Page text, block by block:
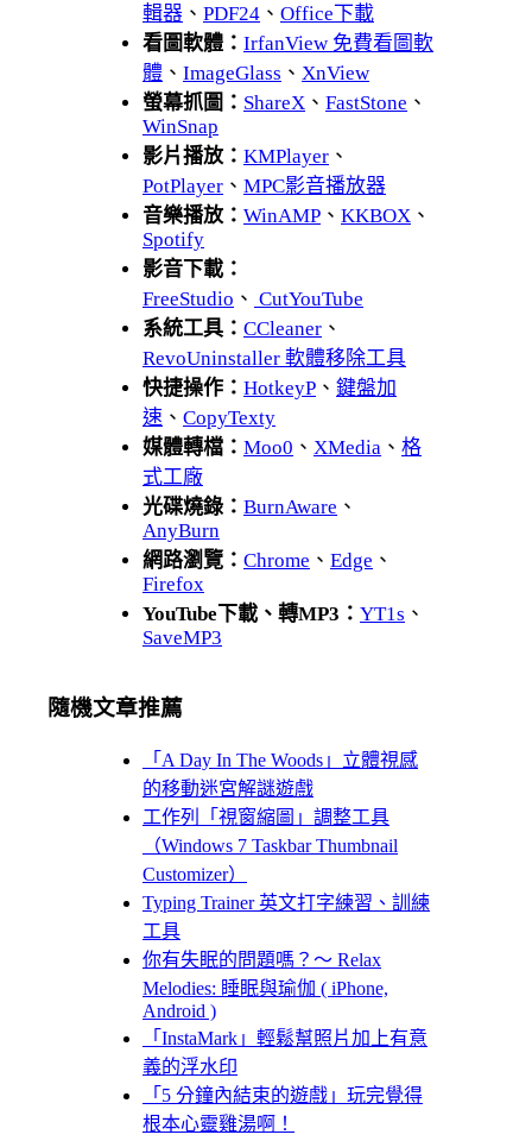
輯器 、 PDF24 、 Office下載
看圖軟體： IrfanView 免費看圖軟
體 、 ImageGlass 、 XnView
螢幕抓圖： ShareX 、 FastStone 、
WinSnap
影片播放： KMPlayer 、
PotPlayer 、 MPC影音播放器
音樂播放： WinAMP 、 KKBOX 、
Spotify
影音下載：
FreeStudio 、 CutYouTube
系統工具： CCleaner 、
RevoUninstaller 軟體移除工具
快捷操作： HotkeyP 、 鍵盤加
速 、 CopyTexty
媒體轉檔： Moo0 、 XMedia 、 格
式工廠
光碟燒錄： BurnAware 、
AnyBurn
網路瀏覽： Chrome 、 Edge 、
Firefox
YouTube下載、轉MP3： YT1s 、
SaveMP3
隨機文章推薦
「A Day In The Woods」立體視感
的移動迷宮解謎遊戲
工作列「視窗縮圖」調整工具
（Windows 7 Taskbar Thumbnail
Customizer）
Typing Trainer 英文打字練習、訓練
工具
你有失眠的問題嗎？～ Relax
Melodies: 睡眠與瑜伽 ( iPhone,
Android )
「InstaMark」輕鬆幫照片加上有意
義的浮水印
「5 分鐘內結束的遊戲」玩完覺得
根本心靈雞湯啊！